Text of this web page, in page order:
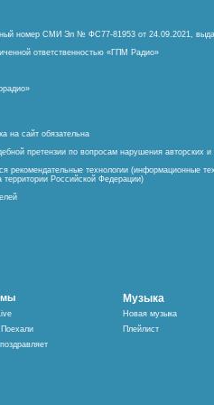
номер СМИ Эл № ФС77-81953 от 24.09.2021,
ответственностью «ГПМ Радио»
на сайт обязательна
претензии по вопросам нарушения авторских
рекомендательные технологии (информационные
территории Российской Федерации)
Музыка
Новая музыка
Плейлист